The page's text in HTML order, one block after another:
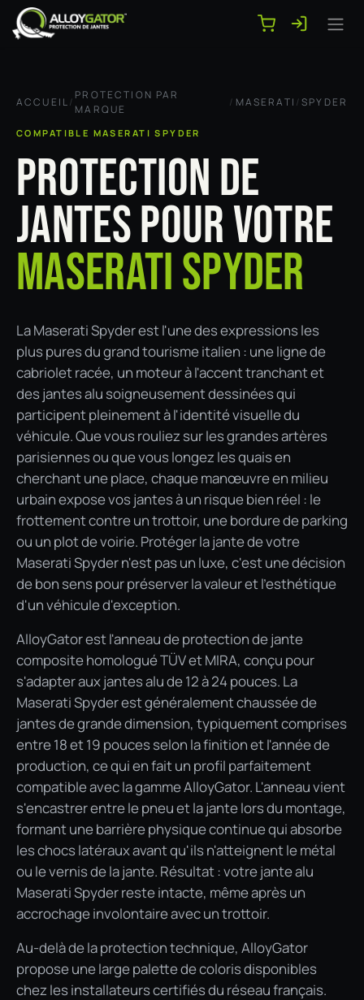
Se rendre au contenu
ACCUEIL/
PROTECTION PAR
MARQUE
/ MASERATI /SPYDER
COMPATIBLE MASERATI SPYDER
PROTECTION DE
JANTES POUR VOTRE
MASERATI SPYDER
La Maserati Spyder est l'une des expressions les
plus pures du grand tourisme italien : une ligne de
cabriolet racée, un moteur à l'accent tranchant et
des jantes alu soigneusement dessinées qui
participent pleinement à l'identité visuelle du
véhicule. Que vous rouliez sur les grandes artères
parisiennes ou que vous longez les quais en
cherchant une place, chaque manœuvre en milieu
urbain expose vos jantes à un risque bien réel : le
frottement contre un trottoir, une bordure de parking
ou un plot de voirie. Protéger la jante de votre
Maserati Spyder n'est pas un luxe, c'est une décision
de bon sens pour préserver la valeur et l'esthétique
d'un véhicule d'exception.
AlloyGator est l'anneau de protection de jante
composite homologué TÜV et MIRA, conçu pour
s'adapter aux jantes alu de 12 à 24 pouces. La
Maserati Spyder est généralement chaussée de
jantes de grande dimension, typiquement comprises
entre 18 et 19 pouces selon la finition et l'année de
production, ce qui en fait un profil parfaitement
compatible avec la gamme AlloyGator. L'anneau vient
s'encastrer entre le pneu et la jante lors du montage,
formant une barrière physique continue qui absorbe
les chocs latéraux avant qu'ils n'atteignent le métal
ou le vernis de la jante. Résultat : votre jante alu
Maserati Spyder reste intacte, même après un
accrochage involontaire avec un trottoir.
Au-delà de la protection technique, AlloyGator
propose une large palette de coloris disponibles
chez les installateurs certifiés du réseau français.